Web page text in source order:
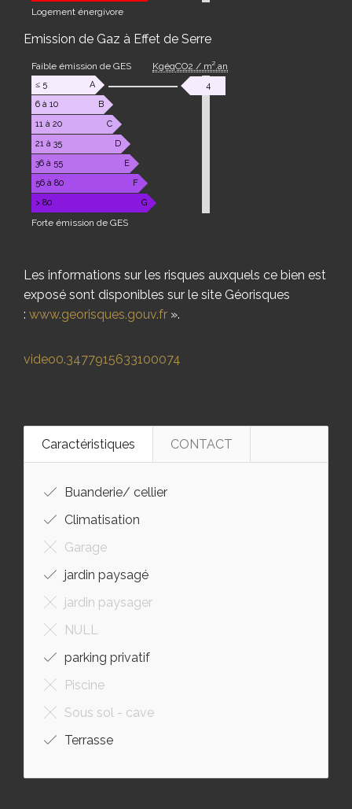
Logement énergivore
Emission de Gaz à Effet de Serre
Faible émission de GES KgéqCO2 / m².an
≤ 5
A
6 à 10
B
11 à 20
C
21 à 35
D
36 à 55
E
56 à 80
F
> 80
G
4
Forte émission de GES
Les informations sur les risques auxquels ce bien est
exposé sont disponibles sur le site Géorisques
: www.georisques.gouv.fr ».
video0.3477915633100074
Caractéristiques CONTACT
Buanderie/ cellier
Climatisation
Garage
jardin paysagé
jardin paysager
NULL
parking privatif
Piscine
Sous sol - cave
Terrasse